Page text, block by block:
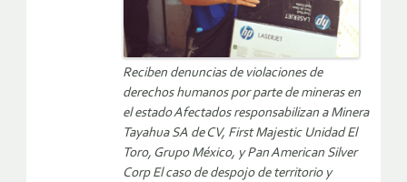
Reciben denuncias de violaciones de
derechos humanos por parte de mineras en
el estado Afectados responsabilizan a Minera
Tayahua SA de CV, First Majestic Unidad El
Toro, Grupo México, y Pan American Silver
Corp El caso de despojo de territorio y